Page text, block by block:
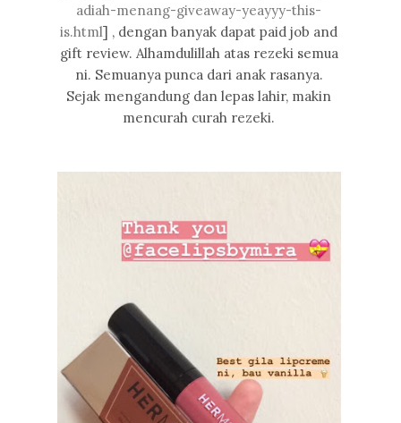
adiah-menang-giveaway-yeayyy-this-
is.html] , dengan banyak dapat paid job and
gift review. Alhamdulillah atas rezeki semua
ni. Semuanya punca dari anak rasanya.
Sejak mengandung dan lepas lahir, makin
mencurah curah rezeki.